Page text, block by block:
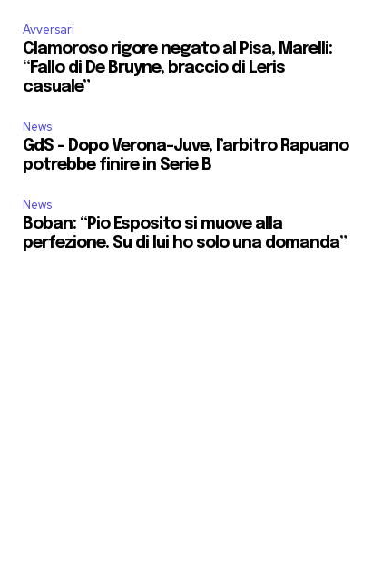
Avversari
Clamoroso rigore negato al Pisa, Marelli:
“Fallo di De Bruyne, braccio di Leris
casuale”
News
GdS – Dopo Verona-Juve, l’arbitro Rapuano
potrebbe finire in Serie B
News
Boban: “Pio Esposito si muove alla
perfezione. Su di lui ho solo una domanda”